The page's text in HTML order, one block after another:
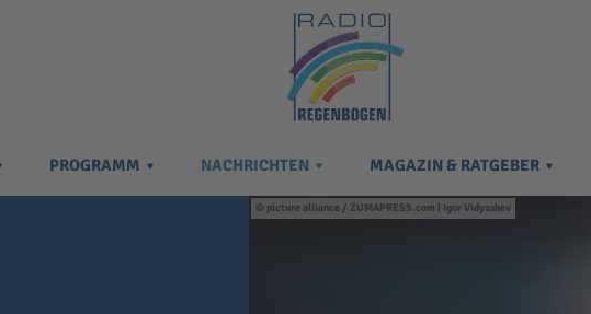
PROGRAMM NACHRICHTEN MAGAZIN & RATGEBER
picture alliance / ZUMAPRESS.com | Igor Vidyashev